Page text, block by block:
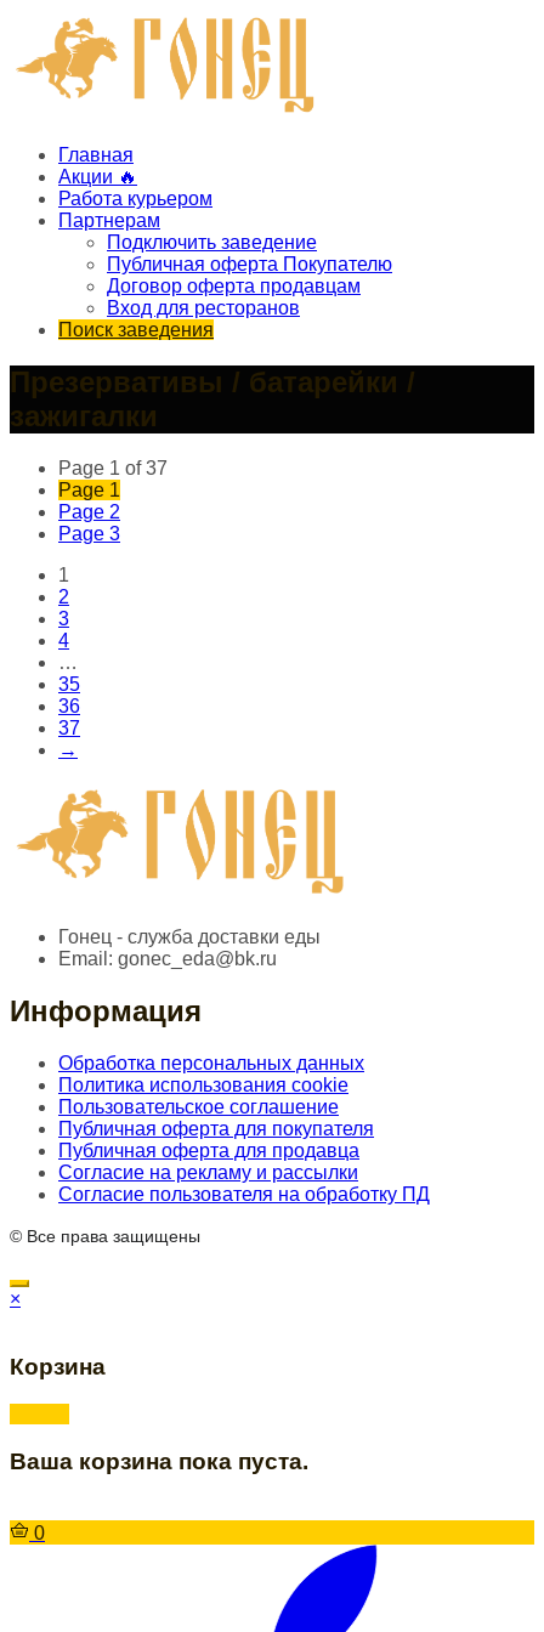
Главная
Акции 🔥
Работа курьером
Партнерам
Подключить заведение
Публичная оферта Покупателю
Договор оферта продавцам
Вход для ресторанов
Поиск заведения
Презервативы / батарейки /
зажигалки
Page 1 of 37
Page 1
Page 2
Page 3
1
2
3
4
…
35
36
37
→
Гонец - служба доставки еды
Email: gonec_eda@bk.ru
Информация
Обработка персональных данных
Политика использования cookie
Пользовательское соглашение
Публичная оферта для покупателя
Публичная оферта для продавца
Согласие на рекламу и рассылки
Согласие пользователя на обработку ПД
© Все права защищены
×
Корзина
Ваша корзина пока пуста.
0